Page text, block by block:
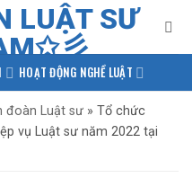
HOẠT ĐỘNG NGHỀ LUẬT
CỨU – TRAO ĐỔI
đoàn Luật sư » Tổ chức
vụ Luật sư năm 2022 tại